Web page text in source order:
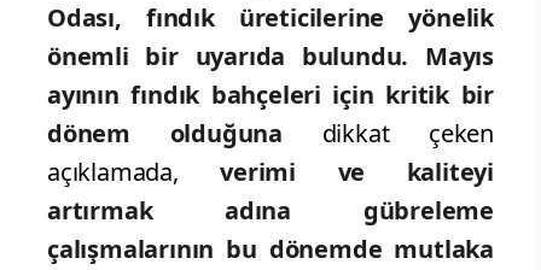
Odası, fındık üreticilerine yönelik
önemli bir uyarıda bulundu. Mayıs
ayının fındık bahçeleri için kritik bir
dönem olduğuna dikkat çeken
açıklamada,verimi ve kaliteyi
artırmak adına gübreleme
çalışmalarının bu dönemde mutlaka